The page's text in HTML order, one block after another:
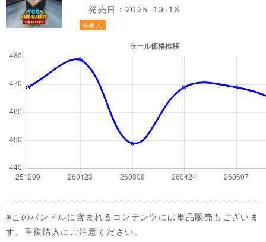
発売日：2025-10-16
未購入
※このバンドルに含まれるコンテンツには単品販売もございま
す。重複購入にご注意ください。